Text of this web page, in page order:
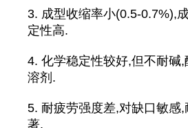
3. 成型收缩率小(0.5-0.7%),
定性高.
4. 化学稳定性较好,但不耐碱
溶剂.
5. 耐疲劳强度差,对缺口敏感,
著.